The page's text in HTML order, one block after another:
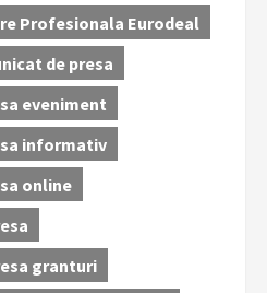
Profesionala Eurodeal
de presa
eveniment
informativ
online
granturi